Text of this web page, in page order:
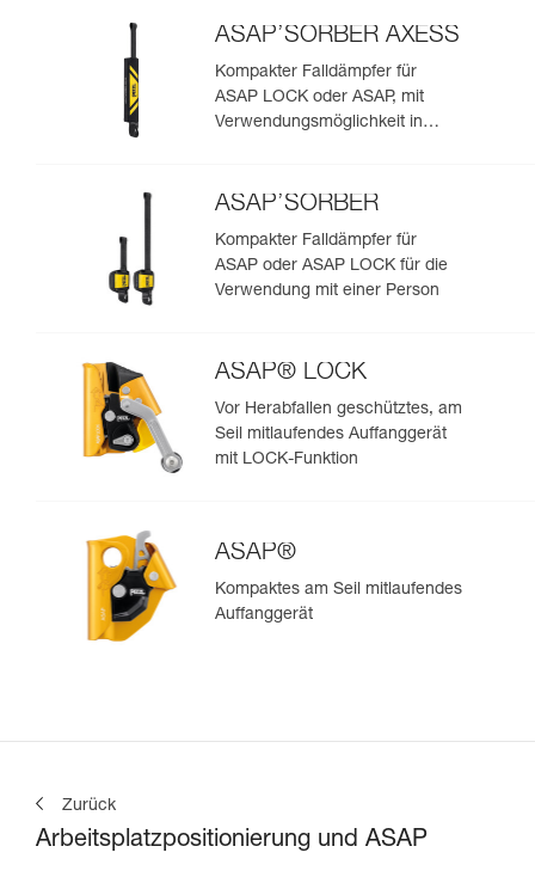
ASAP’SORBER AXESS
Kompakter Falldämpfer für
ASAP LOCK oder ASAP, mit
Verwendungsmöglichkeit in
ASAP’SORBER
Kompakter Falldämpfer für
ASAP oder ASAP LOCK für die
Verwendung mit einer Person
ASAP® LOCK
Vor Herabfallen geschütztes, am
Seil mitlaufendes Auffanggerät
mit LOCK-Funktion
ASAP®
Kompaktes am Seil mitlaufendes
Auffanggerät
Zurück
Arbeitsplatzpositionierung und ASAP